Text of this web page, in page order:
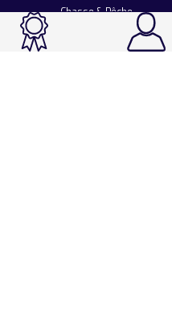
Chasse & Pêche